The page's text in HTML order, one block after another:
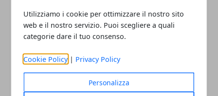
Utilizziamo i cookie per ottimizzare il nostro sito
web e il nostro servizio. Puoi scegliere a quali
categorie dare il tuo consenso.
Cookie Policy | Privacy Policy
Personalizza
quando conviene?
colori Pantone in uno
studio grafico